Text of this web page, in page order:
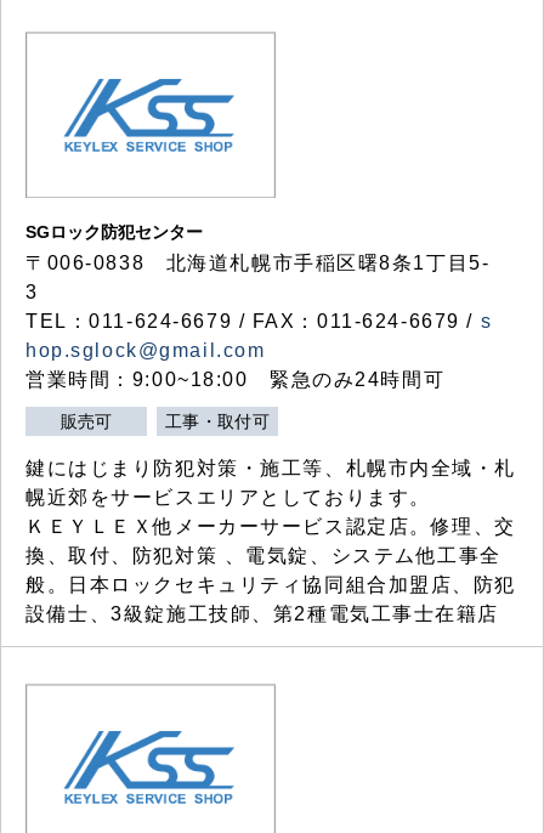
SGロック防犯センター
〒006-0838 北海道札幌市手稲区曙8条1丁目5-
3
TEL：011-624-6679 / FAX：011-624-6679 / s
hop.sglock@gmail.com
営業時間：9:00~18:00 緊急のみ24時間可
販売可 工事・取付可
鍵にはじまり防犯対策・施工等、札幌市内全域・札
幌近郊をサービスエリアとしております。
ＫＥＹＬＥＸ他メーカーサービス認定店。修理、交
換、取付、防犯対策 、電気錠、システム他工事全
般。日本ロックセキュリティ協同組合加盟店、防犯
設備士、3級錠施工技師、第2種電気工事士在籍店